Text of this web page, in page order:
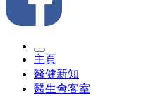
主頁
醫健新知
醫生會客室